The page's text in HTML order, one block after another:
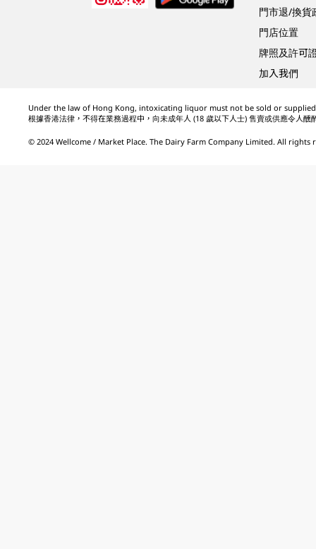
門市退/換貨
門店位置
牌照及許可
加入我們
Under the law of Hong Kong, intoxicating liquor must not be sold or
根據香港法律，不得在業務過程中，向未成年人 (18 歲以下人士) 售賣或供應令人醺
© 2024 Wellcome / Market Place. The Dairy Farm Company Limited. All rights